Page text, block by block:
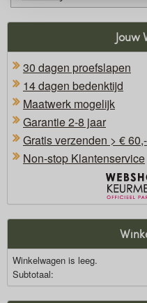
Jouw
30 dagen proefslapen
14 dagen bedenktijd
Maatwerk mogelijk
Garantie 2-8 jaar
Gratis verzenden > € 60,-
Non-stop Klantenservice
Winkelwagen is leeg.
Subtotaal: